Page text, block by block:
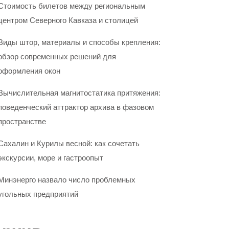
билетов между региональным
Северного Кавказа и столицей
штор, материалы и способы крепления:
современных решений для
окон
магнитостатика притяжения:
аттрактор архива в фазовом
и Курилы весной: как сочетать
море и гастроопыт
назвало число проблемных
предприятий